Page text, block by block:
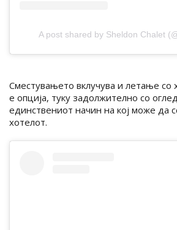
A post shared by Sheldon Chalet
Сместувањето вклучува и летање со
е опција, туку задолжително со
единствениот начин на кој може да
хотелот.